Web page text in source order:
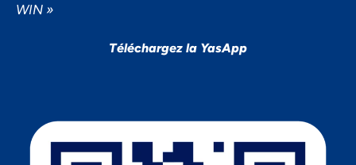
WIN »
Téléchargez la YasApp